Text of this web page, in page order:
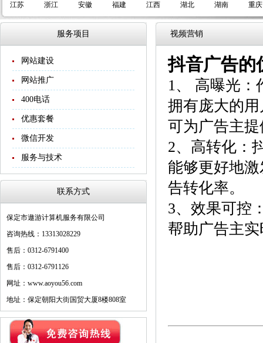
江苏 浙江 安徽 福建 江西 湖北 湖南 重庆
服务项目
网站建设
网站推广
400电话
优惠套餐
微信开发
服务与技术
联系方式
保定市遨游计算机服务有限公司
咨询热线：13313028229
售后：0312-6791400
售后：0312-6791126
网址：www.aoyou56.com
地址：保定朝阳大街国贸大厦8楼808室
视频营销
抖音广告的
1、 高曝光：
拥有庞大的
可为广告主
2、高转化：
能够更好地
告转化率。
3、效果可控
帮助广告主